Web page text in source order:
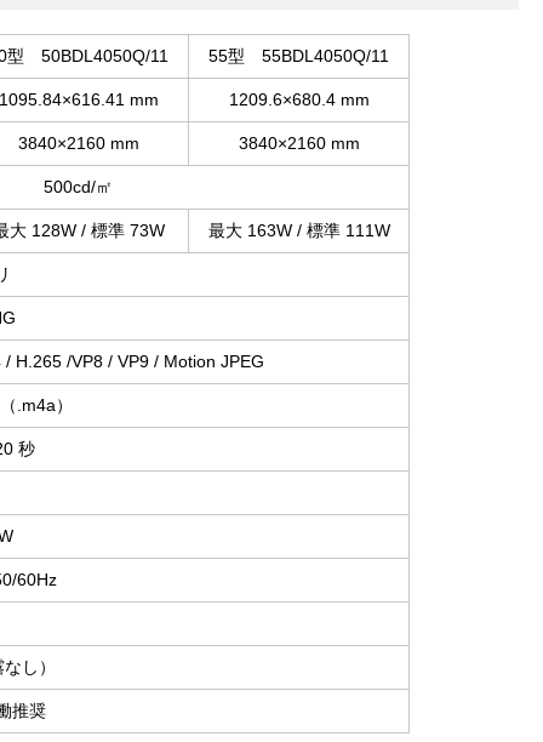
型 50BDL4050Q/11 55型 55BDL4050Q/11
mm 1209.6×680.4 mm
3840×2160 mm 3840×2160 mm
500cd/㎡
大 128W / 標準 73W 最大 163W / 標準 111W
H.265 /VP8 / VP9 / Motion JPEG
.m4a）
秒
60Hz
し）
推奨